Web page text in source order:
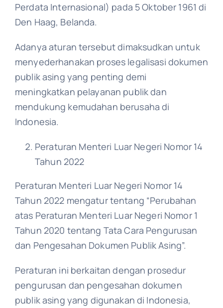
Perdata Internasional) pada 5 Oktober 1961 di
Den Haag, Belanda​.
Adanya aturan tersebut dimaksudkan untuk
menyederhanakan proses legalisasi dokumen
publik asing yang penting demi
meningkatkan pelayanan publik dan
mendukung kemudahan berusaha di
Indonesia.
Peraturan Menteri Luar Negeri Nomor 14
Tahun 2022
Peraturan Menteri Luar Negeri Nomor 14
Tahun 2022 mengatur tentang “Perubahan
atas Peraturan Menteri Luar Negeri Nomor 1
Tahun 2020 tentang Tata Cara Pengurusan
dan Pengesahan Dokumen Publik Asing”.
Peraturan ini berkaitan dengan prosedur
pengurusan dan pengesahan dokumen
publik asing yang digunakan di Indonesia,